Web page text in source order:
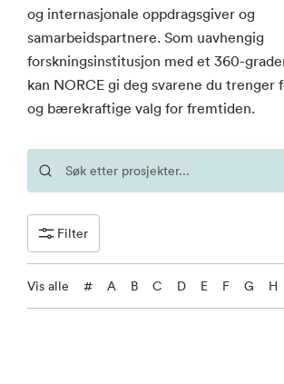
og internasjonale oppdragsgiver og
samarbeidspartnere. Som uavhengig
forskningsinstitusjon med et 360-
kan NORCE gi deg svarene du trenger
og bærekraftige valg for fremtiden.
Filter
Vis alle # A B C D E F G H